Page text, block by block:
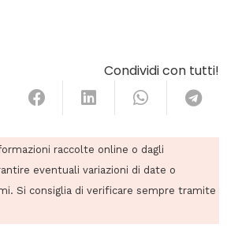
Condividi con tutti!
raccolte online o dagli
eventuali variazioni di date o
Si consiglia di verificare sempre tramite